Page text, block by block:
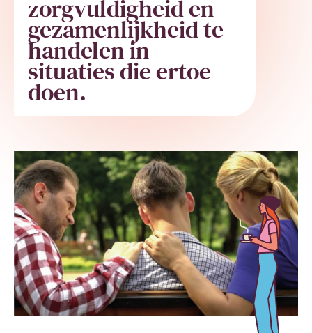
zorgvuldigheid en
gezamenlijkheid te
handelen in
situaties die ertoe
doen.